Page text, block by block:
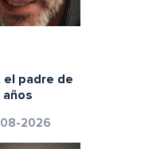
el padre de
2026